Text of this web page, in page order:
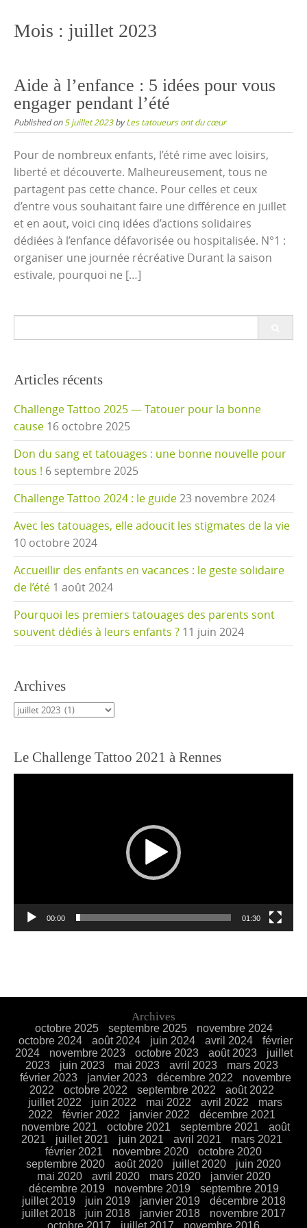
Mois : juillet 2023
Aide à l’enfance : 5 idées pour vous
engager pendant l’été
Published on5 juillet 2023byLes tatoueurs ont du cœur
Pour de nombreux enfants, l’été rime avec loisirs,
liberté et découverte. Malheureusement, tous ne
partagent pas cette chance. Pour celles et ceux
d’entre vous souhaitant faire une différence en juillet
et en aout, voici cinq idées d’actions solidaires
dédiées à l’enfance défavorisée ou hospitalisée. N°1 :
organiser une journée récréative Durant la saison
estivale, pourquoi ne […]
Articles récents
Challenge Tattoo 2025 — Tatouer pour la bonne
cause 16 octobre 2025
Don du sang et tatouages : une bonne nouvelle pour
tous ! 6 septembre 2025
Challenge Tattoo 2024 : le guide23 novembre 2024
Avec les tatouages, elle adoucit les stigmates de la vie
10 octobre 2024
Accueillir des enfants en vacances : le geste solidaire
de l’été 1 août 2024
Pourquoi les premiers tatouages des parents sont
souvent dédiés à leurs enfants ? 11 juin 2024
Archives
Archives
Le Challenge Tattoo 2021 à Rennes
00:00 01:30
Archives
octobre 2025 septembre 2025
novembre 2024
octobre 2024
août 2024 juin 2024 avril 2024
février
2024
novembre 2023 octobre 2023 août 2023
juillet
2023
juin 2023 mai 2023 avril 2023
mars 2023
février 2023
janvier 2023 décembre 2022
novembre
2022
octobre 2022 septembre 2022
août 2022
juillet 2022
juin 2022 mai 2022 avril 2022
mars
2022
février 2022 janvier 2022
décembre 2021
novembre 2021
octobre 2021 septembre 2021
août
2021
juillet 2021 juin 2021 avril 2021
mars 2021
février 2021
novembre 2020
octobre 2020
septembre 2020
août 2020 juillet 2020
juin 2020
mai 2020
avril 2020 mars 2020
janvier 2020
décembre 2019
novembre 2019
septembre 2019
juillet 2019
juin 2019 janvier 2019
décembre 2018
juillet 2018
juin 2018 janvier 2018
novembre 2017
octobre 2017
juillet 2017 novembre 2016